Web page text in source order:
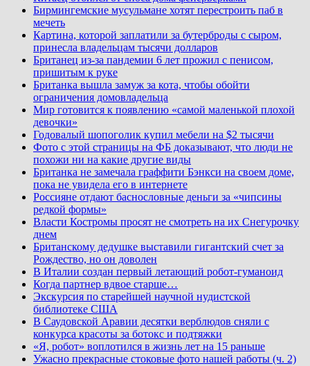
Бирмингемские мусульмане хотят перестроить паб в
мечеть
Картина, которой заплатили за бутерброды с сыром,
принесла владельцам тысячи долларов
Британец из-за пандемии 6 лет прожил с пенисом,
пришитым к руке
Британка вышла замуж за кота, чтобы обойти
ограничения домовладельца
Мир готовится к появлению «самой маленькой плохой
девочки»
Годовалый шопоголик купил мебели на $2 тысячи
Фото с этой страницы на ФБ доказывают, что люди не
похожи ни на какие другие виды
Британка не замечала граффити Бэнкси на своем доме,
пока не увидела его в интернете
Россияне отдают баснословные деньги за «чипсины
редкой формы»
Власти Костромы просят не смотреть на их Снегурочку
днем
Британскому дедушке выставили гигантский счет за
Рождество, но он доволен
В Италии создан первый летающий робот-гуманоид
Когда партнер вдвое старше…
Экскурсия по старейшей научной нудистской
библиотеке США
В Саудовской Аравии десятки верблюдов сняли с
конкурса красоты за ботокс и подтяжки
«Я, робот» воплотился в жизнь лет на 15 раньше
Ужасно прекрасные стоковые фото нашей работы (ч. 2)